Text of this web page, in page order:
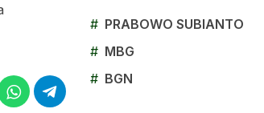
# PRABOWO SUBIANTO
# MBG
# BGN